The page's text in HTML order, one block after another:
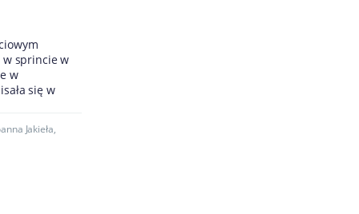
w sprincie w
w
się w
Jakieła,